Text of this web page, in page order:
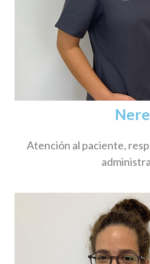
Atención al paciente,